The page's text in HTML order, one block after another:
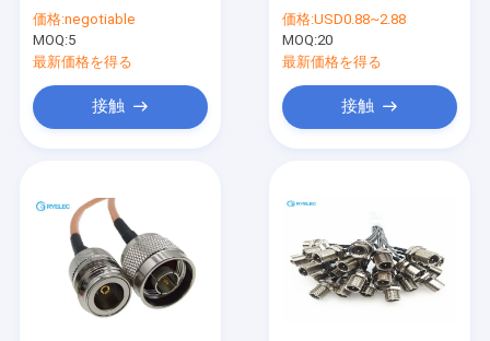
ルの金を変更した
価格:negotiable
MOQ:5
最新価格を得る
接触
壁コネクターのはんだ
を防水します
価格:USD0.88~2.88
MOQ:20
最新価格を得る
接触